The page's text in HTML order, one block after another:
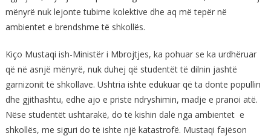
mënyrë nuk lejonte tubime kolektive dhe aq më tepër në
ambientet e brendshme të shkollës.
Kiço Mustaqi ish-Ministër i Mbrojtjes, ka pohuar se ka urdhëruar
që në asnjë mënyrë, nuk duhej që studentët të dilnin jashtë
garnizonit të shkollave. Ushtria ishte edukuar që ta donte popullin
dhe gjithashtu, edhe ajo e priste ndryshimin, madje e pranoi atë.
Nëse studentët ushtarakë, do të kishin dalë nga ambientet e
shkollës, me siguri do të ishte një katastrofë. Mustaqi fajëson